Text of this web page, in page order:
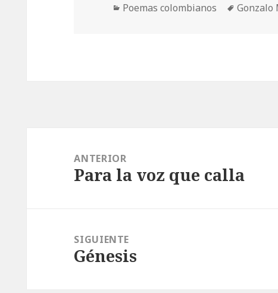
Categorías
Poemas colombianos Etiquetas
Gonzalo
entradas
ANTERIOR
Entrada
Para la voz que calla
SIGUIENTE
Entrada
Génesis